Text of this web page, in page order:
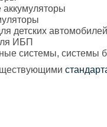
детских автомобилей
ИБП
системы, системы